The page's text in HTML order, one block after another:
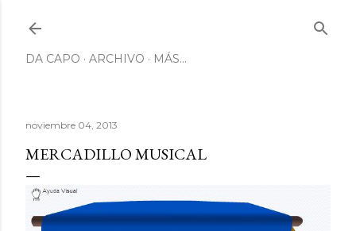
DA CAPO ARCHIVO MÁS…
noviembre 04, 2013
MERCADILLO MUSICAL